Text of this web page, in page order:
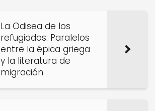
La Odisea de los
refugiados: Paralelos
entre la épica griega
y la literatura de
migración